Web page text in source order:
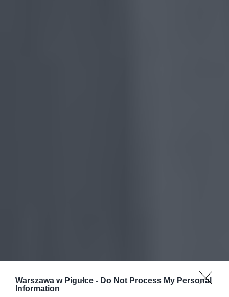
Warszawa w Pigułce - Do Not Process My Personal
Information